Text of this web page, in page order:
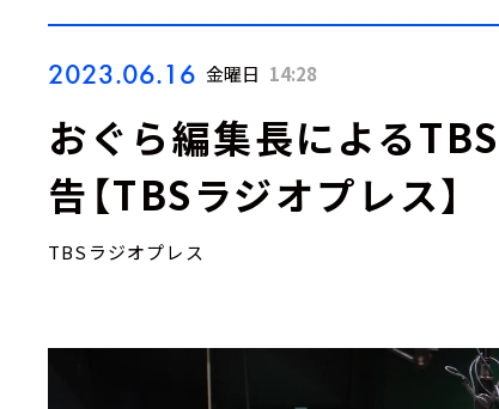
2023.06.16 金曜日 14:28
おぐら編集長による
告【TBSラジオプレス】
TBSラジオプレス